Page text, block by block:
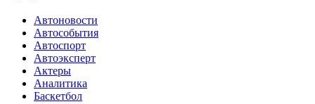
Автоновости
Автособытия
Автоспорт
Автоэксперт
Актеры
Аналитика
Баскетбол